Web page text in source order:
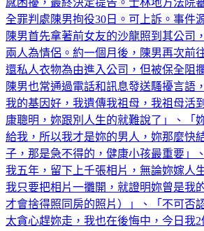
感困擾，最終決定提告。士林地方法院
全罪判處陳男拘役30日。可上訴。事件
陳男首先拿著前女友的沙龍照到其公司
兩人為情侶。約一個月後，陳男再次前
還私人衣物為由進入公司，但被保全阻
陳男也常通過電話和訊息發送騷擾言語
我的基因好，我遺傳我祖母，我祖母活
康聰明，妳跟別人生的就難說了」、「
給我，所以我才是妳的男人，妳那麼快
子，那是急不得的，健康小孩最重要」
我五年，留下上千張相片，無論妳嫁人
我只要把相片一攤開，就證明妳曾是我
才會捨得照同房的照片）」、「不可否
太貪心趕妳走，我也在後悔中，今日我